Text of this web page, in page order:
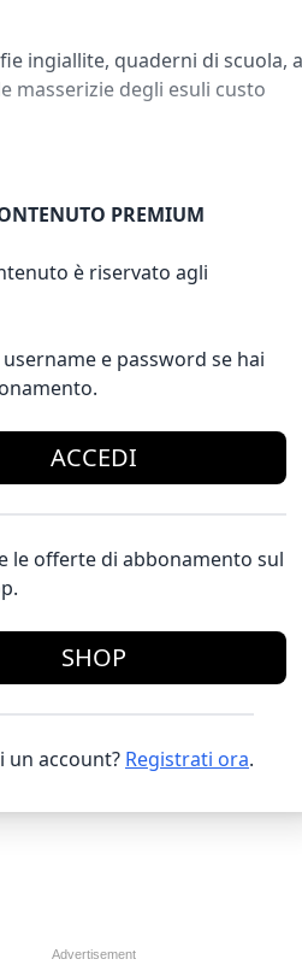
ingiallite, quaderni di scuola,
masserizie degli esuli custo
PREMIUM
è riservato agli
e password se hai
ACCEDI
le offerte di abbonamento sul
SHOP
un account? Registrati ora.